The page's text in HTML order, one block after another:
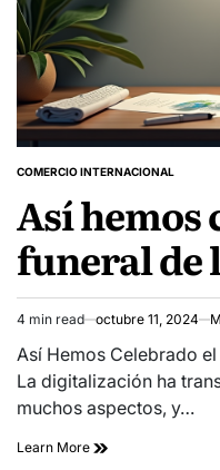
POSTED
COMERCIO INTERNACIONAL
Así hemos
funeral de
Estimated
read
time
4 min read octubre 11, 2024
Así Hemos Celebrado
La digitalización ha
muchos aspectos, y…
Learn More